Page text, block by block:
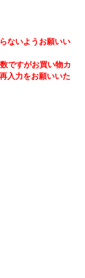
ないようお願いい
ですがお買い物カ
入力をお願いいた